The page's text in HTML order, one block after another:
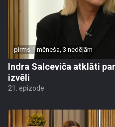
pirms 1 mēneša, 3 nedēļām
Indra Salceviča atklāti
izvēli
21. epizode